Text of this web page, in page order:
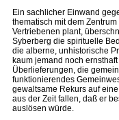
Ein sachlicher Einwand
thematisch mit dem
Vertriebenen plant,
Syberberg die spirituelle
die alberne, unhistorische
kaum jemand noch
Überlieferungen, die
funktionierendes
gewaltsame Rekurs auf
aus der Zeit fallen, daß er
auslösen würde.